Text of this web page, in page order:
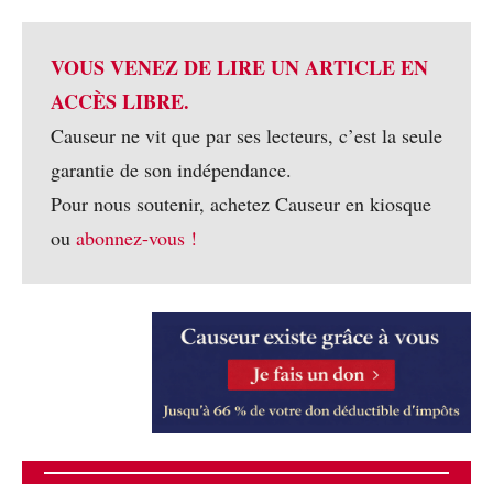
VOUS VENEZ DE LIRE UN ARTICLE EN
ACCÈS LIBRE.
Causeur ne vit que par ses lecteurs, c’est la seule
garantie de son indépendance.
Pour nous soutenir, achetez Causeur en kiosque
ou abonnez-vous !